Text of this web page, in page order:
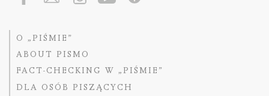
O „PIŚMIE”
ABOUT PISMO
FACT-CHECKING W „PIŚMIE”
DLA OSÓB PISZĄCYCH